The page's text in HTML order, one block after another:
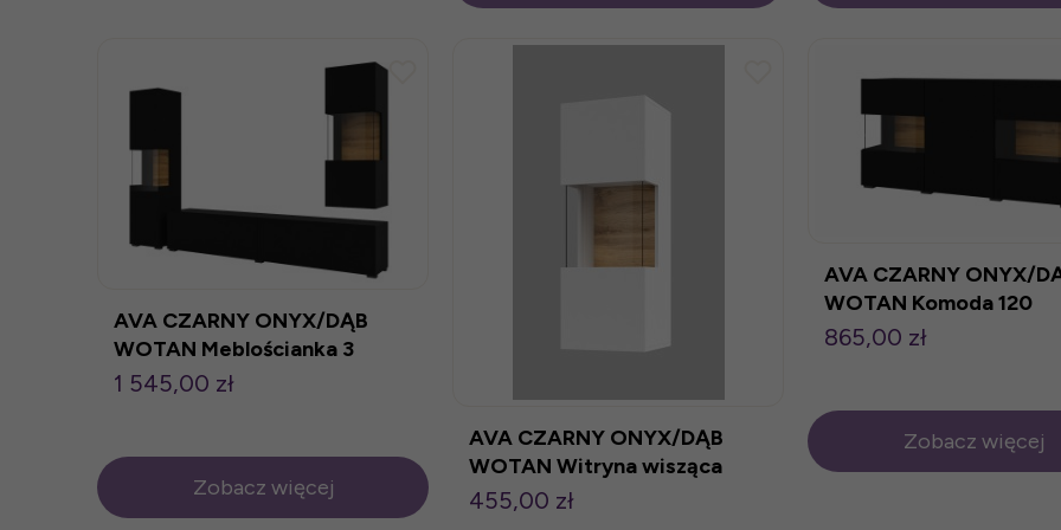
AVA CZARNY ONYX/DĄB
WOTAN Meblościanka 3
1 545,00 zł
Zobacz więcej
AVA CZARNY ONYX/DĄB
WOTAN Witryna wisząca
455,00 zł
AVA CZARNY ONYX/
WOTAN Komoda 120
865,00 zł
Zobacz więcej